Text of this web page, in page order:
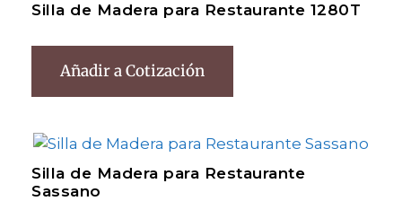
Silla de Madera para Restaurante 1280T
Añadir a Cotización
Silla de Madera para Restaurante
Sassano